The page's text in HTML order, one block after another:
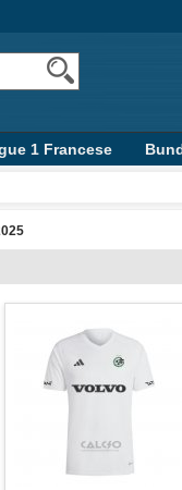
1 Francese